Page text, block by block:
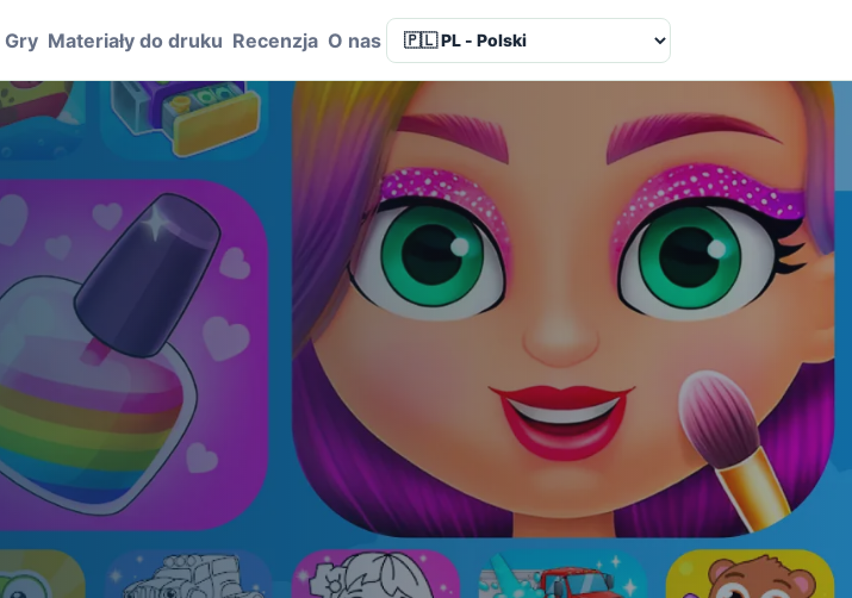
Gry Materiały do druku Recenzja O nas